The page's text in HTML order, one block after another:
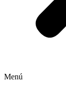
Menú